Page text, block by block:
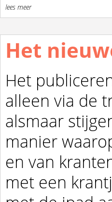
lees meer
Het
Het
alleen via de
alsmaar
manier
en van
met een